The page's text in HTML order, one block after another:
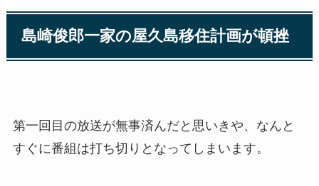
島崎俊郎一家の屋久島移住計画が頓挫
第一回目の放送が無事済んだと思いきや、なんと
すぐに番組は打ち切りとなってしまいます。